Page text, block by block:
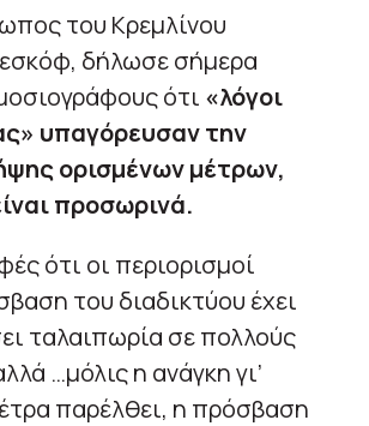
του Κρεμλίνου
δήλωσε σήμερα
ότι «λόγοι
υπαγόρευσαν την
ορισμένων μέτρων,
προσωρινά.
ότι οι περιορισμοί
του διαδικτύου έχει
ταλαιπωρία σε πολλούς
…μόλις η ανάγκη γι’
παρέλθει, η πρόσβαση